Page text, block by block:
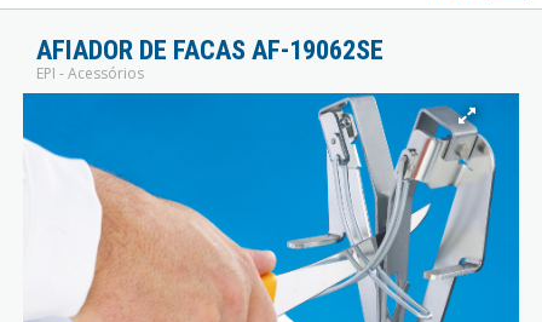
AFIADOR DE FACAS AF-19062SE
EPI - Acessórios